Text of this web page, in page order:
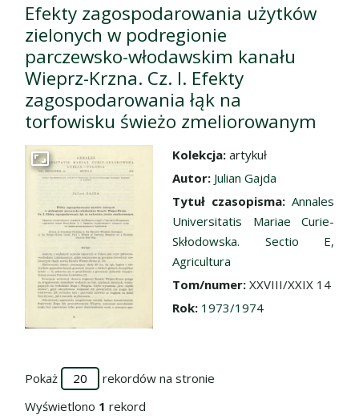
Efekty zagospodarowania użytków
zielonych w podregionie
parczewsko-włodawskim kanału
Wieprz-Krzna. Cz. I. Efekty
zagospodarowania łąk na
torfowisku świeżo zmeliorowanym
Przejdź do zbioru
Kolekcja: artykuł
Autor: Julian Gajda
Tytuł czasopisma: Annales
Universitatis Mariae Curie-
Skłodowska. Sectio E,
Agricultura
Tom/numer: XXVIII/XXIX 14
Rok: 1973/1974
Pokaż
rekordów na stronie
Wyświetlono 1 rekord